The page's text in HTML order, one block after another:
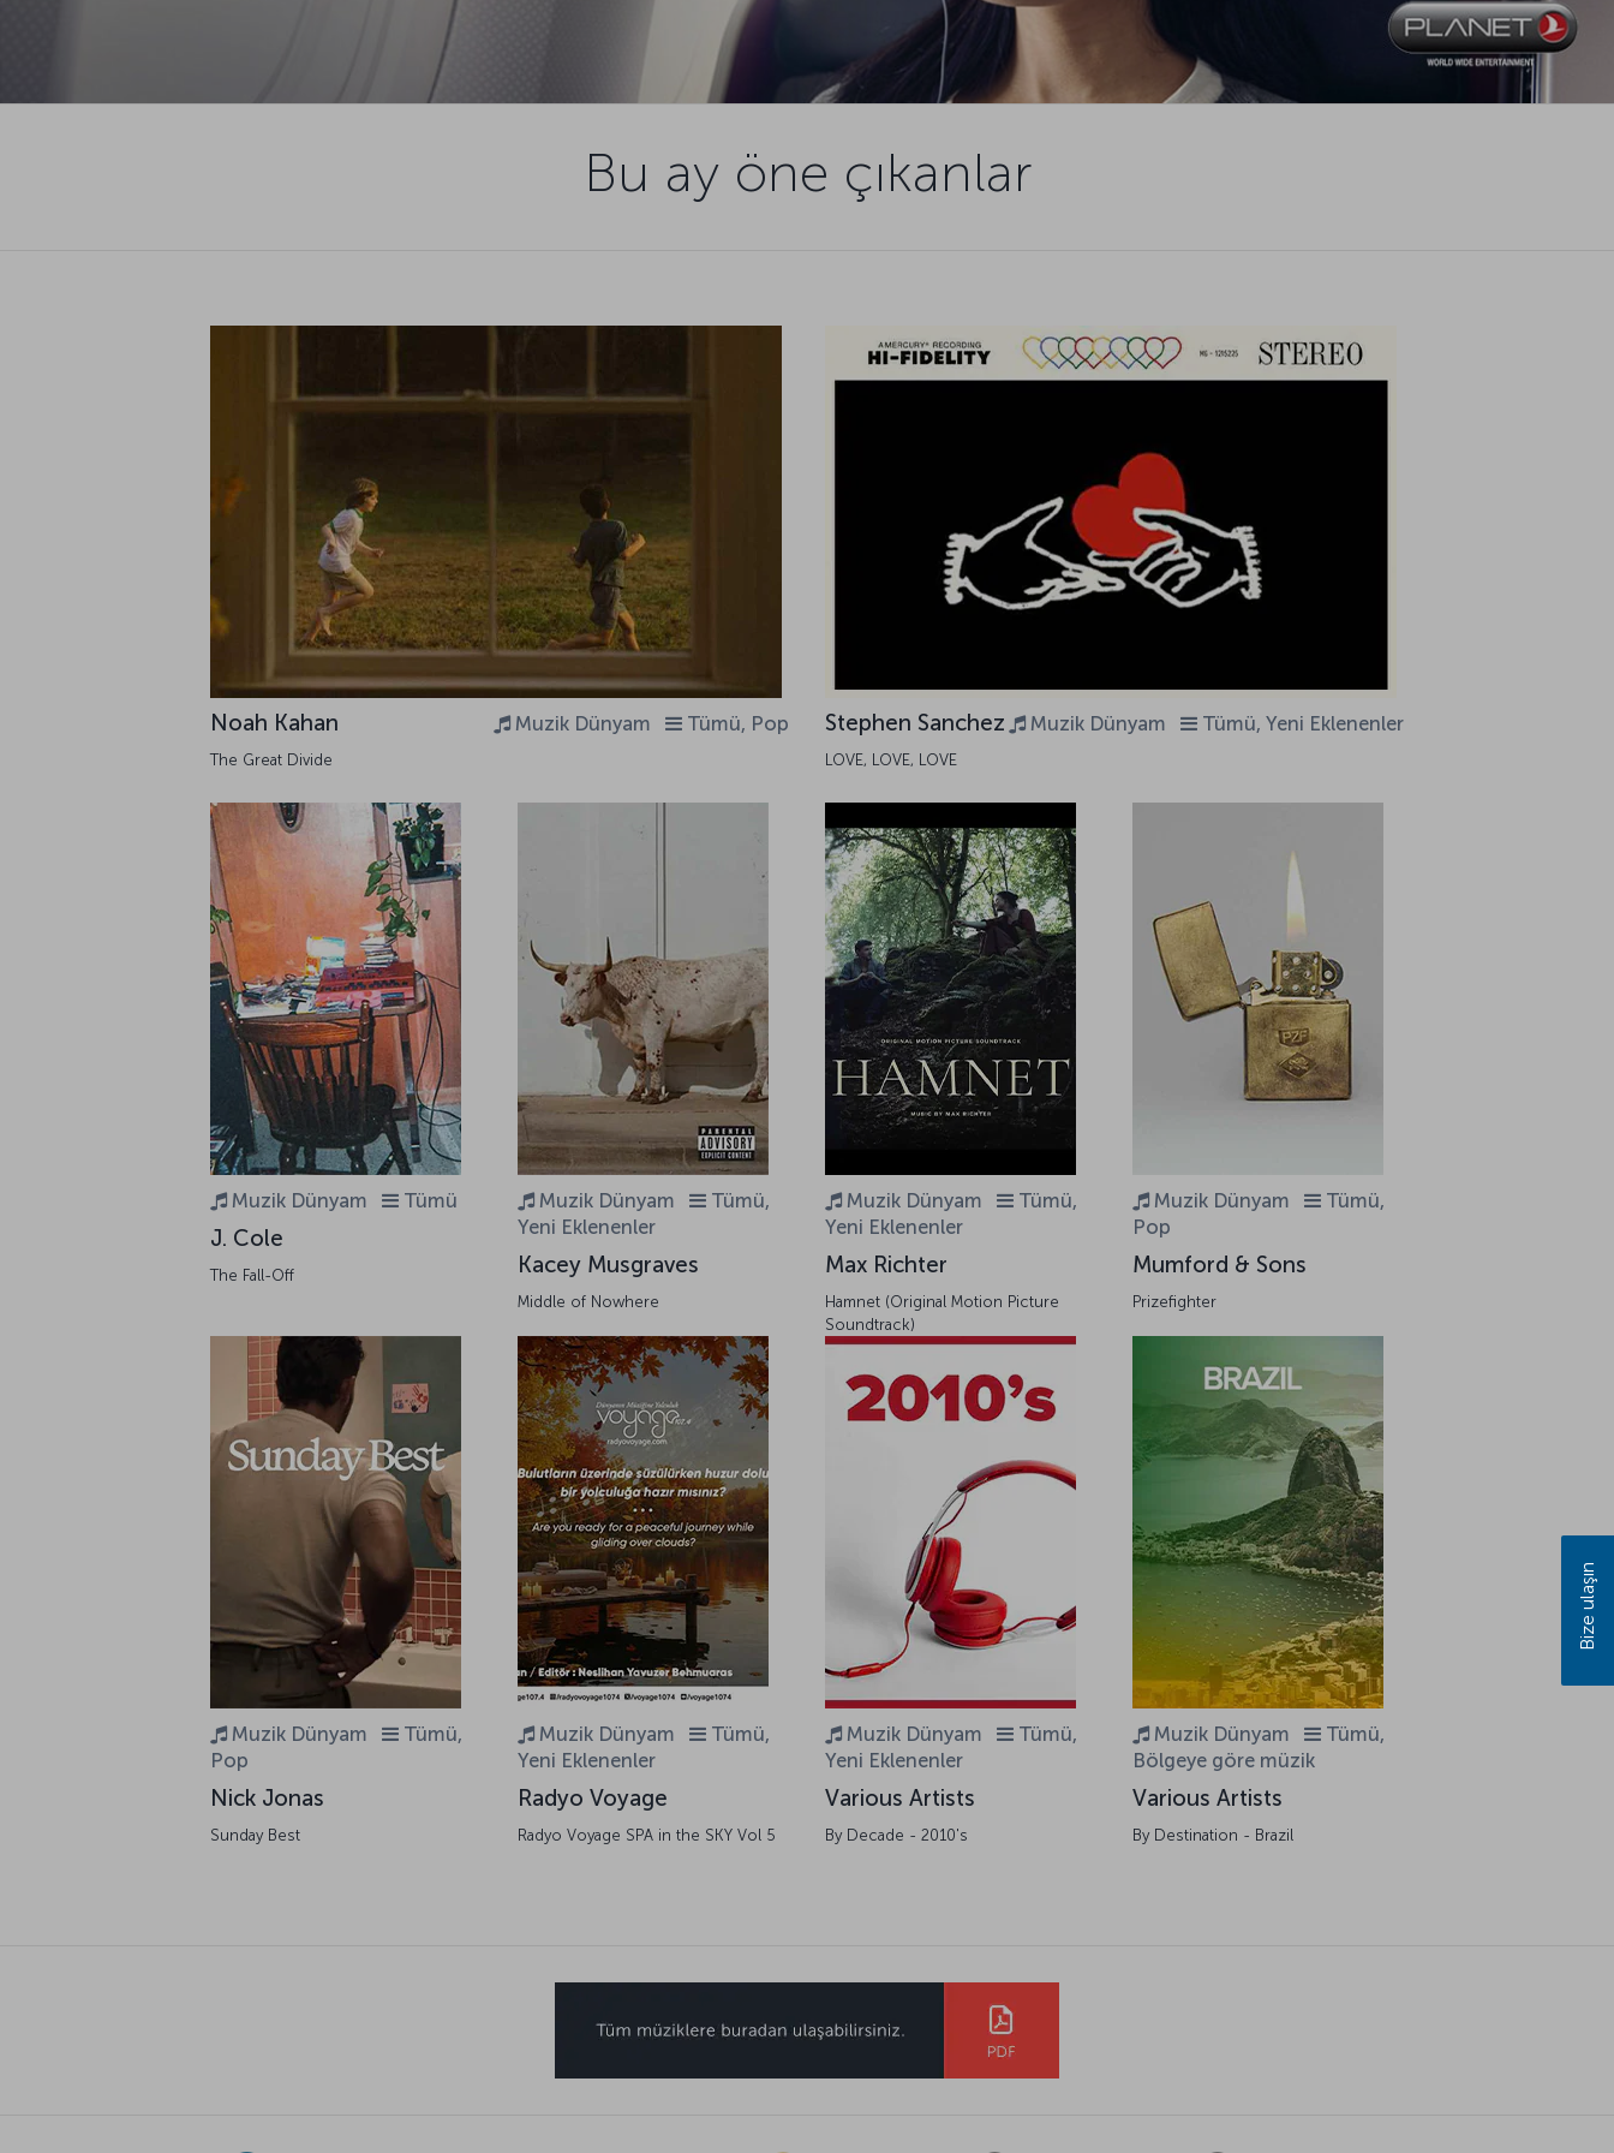
Bu ay öne çıkanlar
Muzik Dünyam Tümü, Pop
Noah Kahan
The Great Divide
Muzik Dünyam Tümü, Yeni Eklenenler
Stephen Sanchez
LOVE, LOVE, LOVE
Muzik Dünyam Tümü
J. Cole
The Fall-Off
Muzik Dünyam
Tümü,
Yeni Eklenenler
Kacey Musgraves
Middle of Nowhere
Muzik Dünyam
Tümü,
Yeni Eklenenler
Max Richter
Hamnet (Original Motion Picture
Soundtrack)
Muzik Dünyam
Tümü,
Pop
Mumford & Sons
Prizefighter
Muzik Dünyam
Tümü,
Pop
Nick Jonas
Sunday Best
Muzik Dünyam
Tümü,
Yeni Eklenenler
Radyo Voyage
Radyo Voyage SPA in the SKY Vol 5
Muzik Dünyam
Tümü,
Yeni Eklenenler
Various Artists
By Decade - 2010's
Muzik Dünyam
Tümü,
Bölgeye göre müzik
Various Artists
By Destination - Brazil
Bize ulaşın